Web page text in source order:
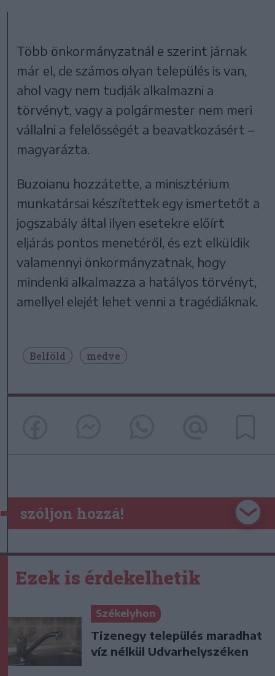
Több önkormányzatnál e szerint járnak
már el, de számos olyan település is van,
ahol vagy nem tudják alkalmazni a
törvényt, vagy a polgármester nem meri
vállalni a felelősségét a beavatkozásért –
magyarázta.
Buzoianu hozzátette, a minisztérium
munkatársai készítettek egy ismertetőt a
jogszabály által ilyen esetekre előírt
eljárás pontos menetéről, és ezt elküldik
valamennyi önkormányzatnak, hogy
mindenki alkalmazza a hatályos törvényt,
amellyel elejét lehet venni a tragédiáknak.
Belföld medve
szóljon hozzá!
Ezek is érdekelhetik
Székelyhon
Tizenegy település maradhat
víz nélkül Udvarhelyszéken